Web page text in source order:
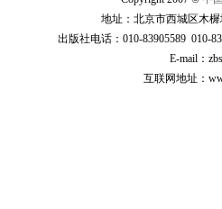
地址：北京市西城区木
出版社电话：010-83905589 010-
E-mail：
互联网地址：